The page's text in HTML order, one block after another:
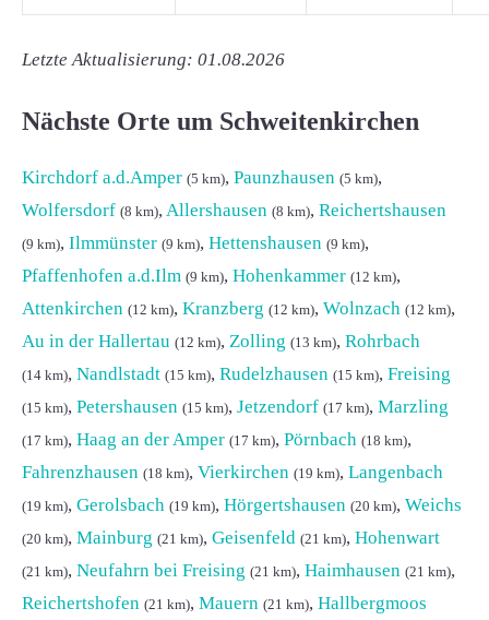
Letzte Aktualisierung: 01.08.2026
Nächste Orte um Schweitenkirchen
Kirchdorf a.d.Amper (5 km), Paunzhausen (5 km),
Wolfersdorf (8 km), Allershausen (8 km), Reichertshausen
(9 km), Ilmmünster (9 km), Hettenshausen (9 km),
Pfaffenhofen a.d.Ilm (9 km), Hohenkammer (12 km),
Attenkirchen (12 km), Kranzberg (12 km), Wolnzach (12 km),
Au in der Hallertau (12 km), Zolling (13 km), Rohrbach
(14 km), Nandlstadt (15 km), Rudelzhausen (15 km), Freising
(15 km), Petershausen (15 km), Jetzendorf (17 km), Marzling
(17 km), Haag an der Amper (17 km), Pörnbach (18 km),
Fahrenzhausen (18 km), Vierkirchen (19 km), Langenbach
(19 km), Gerolsbach (19 km), Hörgertshausen (20 km), Weichs
(20 km), Mainburg (21 km), Geisenfeld (21 km), Hohenwart
(21 km), Neufahrn bei Freising (21 km), Haimhausen (21 km),
Reichertshofen (21 km), Mauern (21 km), Hallbergmoos